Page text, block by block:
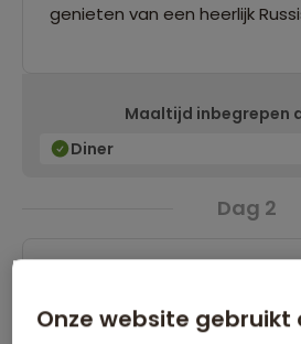
genieten van een heerlijk
Maaltijd inbegrepen
Diner
Dag 2
Onze website gebruikt